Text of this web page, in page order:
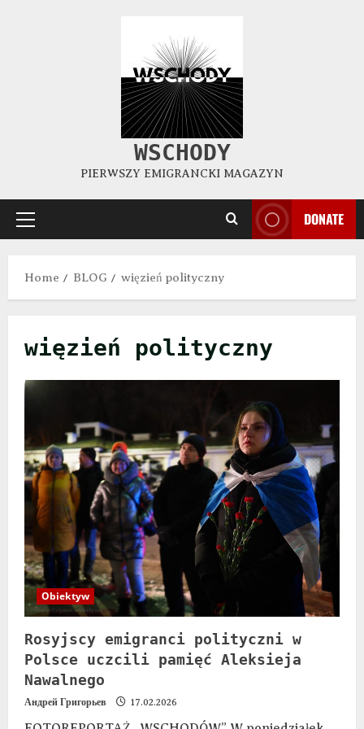
WSCHODY
PIERWSZY EMIGRANCKI MAGAZYN
DONATE
Home BLOG więzień polityczny
więzień polityczny
Obiektyw
Rosyjscy emigranci polityczni w
Polsce uczcili pamięć Aleksieja
Nawalnego
Андрей Григорьев 17.02.2026